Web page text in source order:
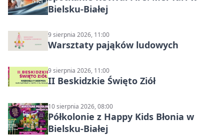
Bielsku-Białej
9 sierpnia 2026, 11:00
Warsztaty pająków ludowych
9 sierpnia 2026, 11:00
II Beskidzkie Święto Ziół
10 sierpnia 2026, 08:00
Półkolonie z Happy Kids Błonia w
Bielsku-Białej